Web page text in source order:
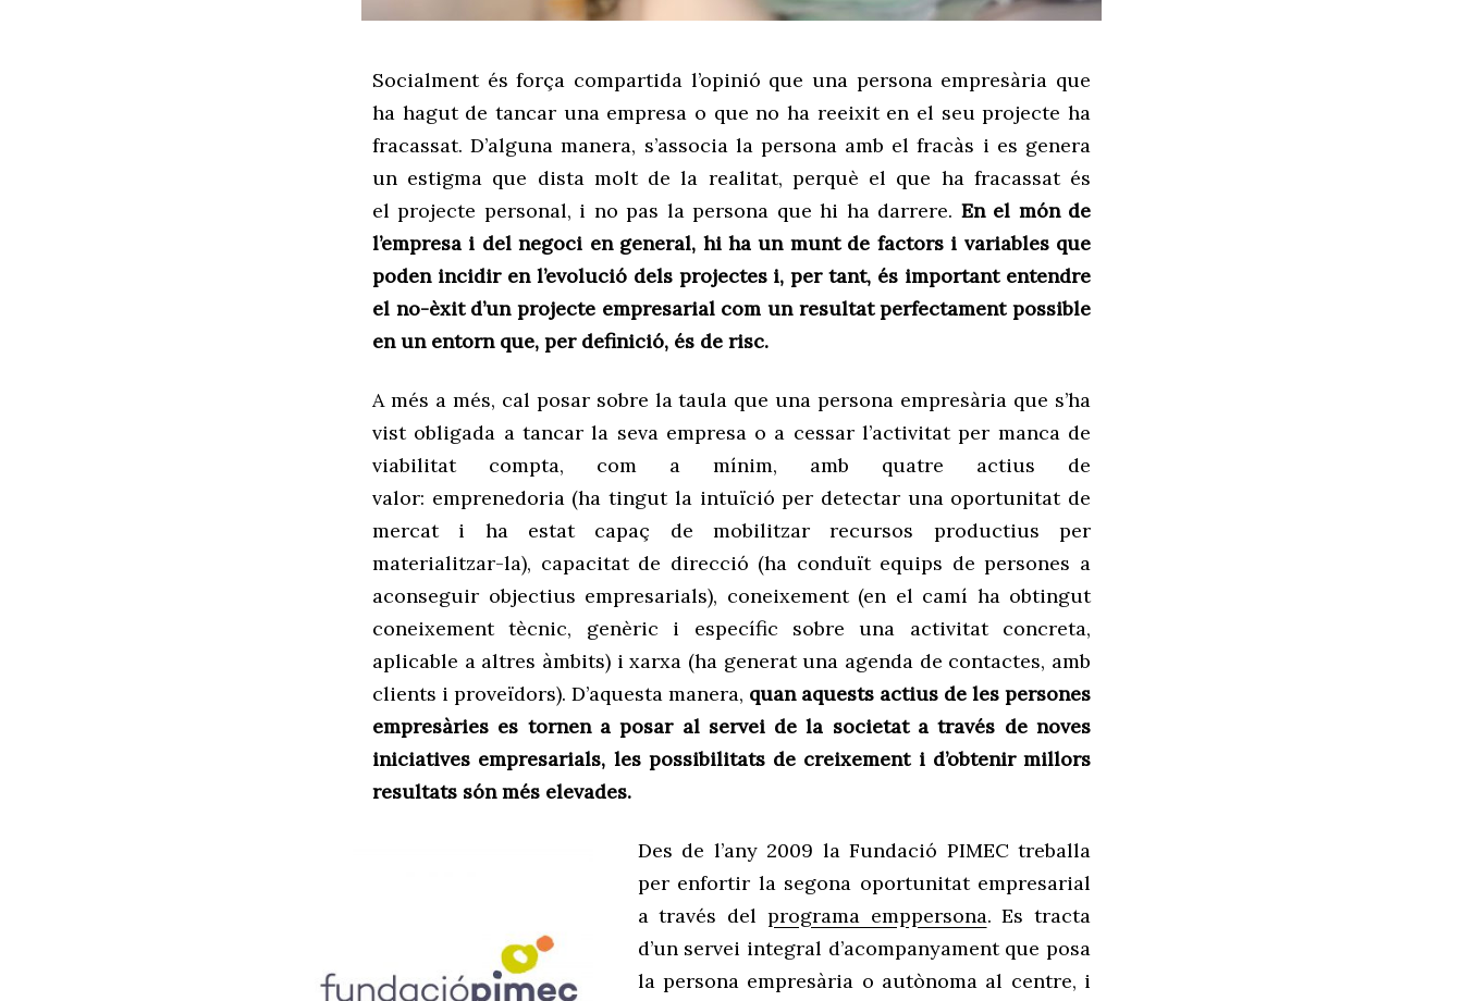
Socialmentés força compartida l’opinió que una persona empresària que
ha hagut de tancar una empresa o que no ha reeixit en el seu projecte ha
fracassat. D’alguna manera, s’associa la persona amb el fracàs i es genera
un estigma que dista molt de la realitat, perquè el que ha fracassat és
elprojecte personal, i no pas la persona que hi ha darrere. En el món de
l’empresa i del negoci en general, hi ha un munt de factors i variables que
poden incidir en l’evolució dels projectes i, per tant, és important entendre
el no-èxit d’un projecte empresarial com un resultat perfectament possible
en un entorn que, per definició, és de risc.
A més a més, cal posar sobre la taula que una persona empresària que s’ha
vist obligada a tancar la seva empresa o a cessar l’activitat per manca de
viabilitat compta, com a mínim, amb quatre actius de
valor: emprenedoria(ha tingut la intuïció per detectar una oportunitat de
mercat i ha estat capaç de mobilitzar recursos productius per
materialitzar-la), capacitat de direcció (ha conduït equips de persones a
aconseguir objectius empresarials), coneixement(en el camí ha obtingut
coneixement tècnic, genèric i específic sobre una activitat concreta,
aplicable a altres àmbits) ixarxa (ha generat una agenda de contactes, amb
clients i proveïdors). D’aquesta manera, quan aquests actius de les persones
empresàries es tornen a posar al servei de la societat a través de noves
iniciatives empresarials, les possibilitats de creixement i d’obtenir millors
resultats són més elevades.
Des de l’any 2009 la Fundació PIMEC treballa
per enfortir la segona oportunitat empresarial
a través del programa emppersona. Es tracta
d’un servei integral d’acompanyament que posa
la persona empresària o autònoma al centre, i